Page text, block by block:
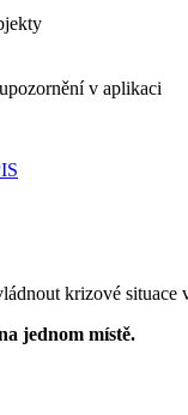
v aplikaci
krizové situace
jednom místě.